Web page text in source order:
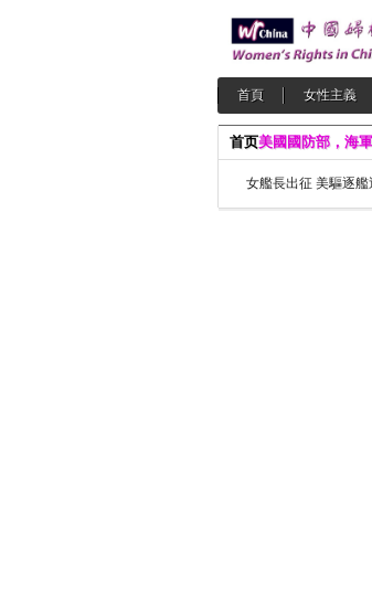
首頁 女性主義
首页美國國防部，海
女艦長出征 美驅逐